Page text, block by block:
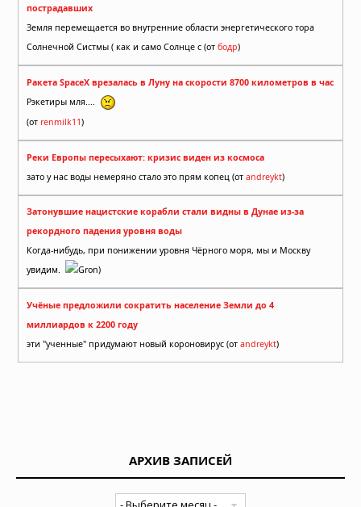
пострадавших
Земля перемещается во внутренние области энергетического тора
Солнечной Систмы ( как и само Солнце с (от бодр)
Ракета SpaceX врезалась в Луну на скорости 8700 километров в час
Рэкетиры мля....
(от renmilk11)
Реки Европы пересыхают: кризис виден из космоса
зато у нас воды немеряно стало это прям копец (от andreykt)
Затонувшие нацистские корабли стали видны в Дунае из-за
рекордного падения уровня воды
Когда-нибудь, при понижении уровня Чёрного моря, мы и Москву
увидим.
Gron)
Учёные предложили сократить население Земли до 4
миллиардов к 2200 году
эти "ученные" придумают новый короновирус (от andreykt)
АРХИВ ЗАПИСЕЙ